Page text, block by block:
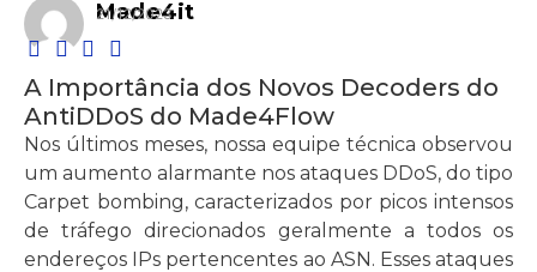
Made4it
21/12/2023
A Importância dos Novos Decoders do
AntiDDoS do Made4Flow
Nos últimos meses, nossa equipe técnica observou
um aumento alarmante nos ataques DDoS, do tipo
Carpet bombing, caracterizados por picos intensos
de tráfego direcionados geralmente a todos os
endereços IPs pertencentes ao ASN. Esses ataques